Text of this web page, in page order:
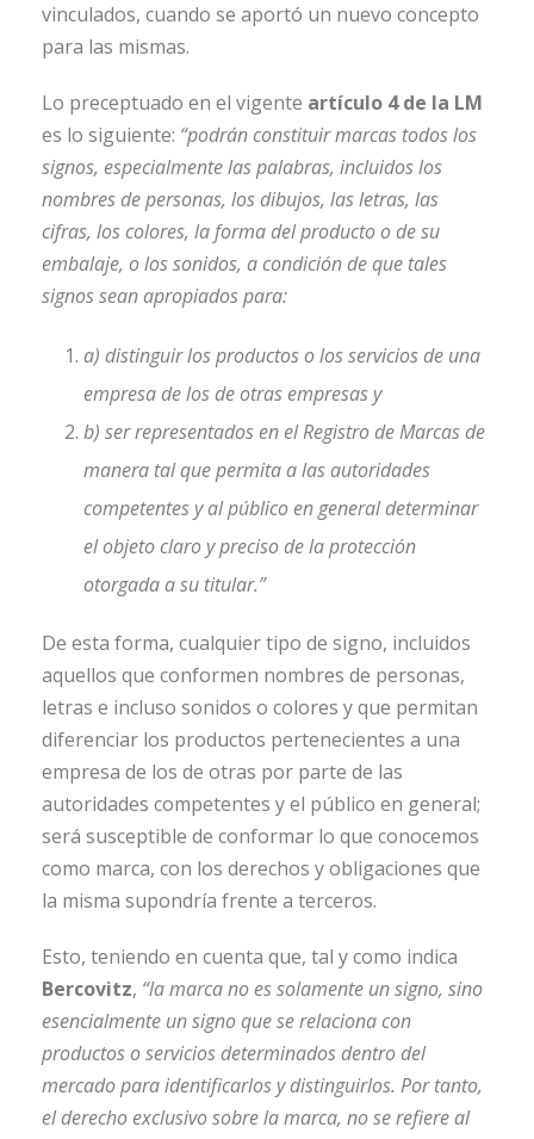
vinculados, cuando se aportó un nuevo concepto
para las mismas.
Lo preceptuado en el vigente artículo 4 de la LM
es lo siguiente: “podrán constituirmarcas todos los
signos, especialmente las palabras, incluidos los
nombres depersonas, los dibujos, las letras, las
cifras, los colores, la forma del producto o de su
embalaje, o los sonidos, a condición de que tales
signos sean apropiados para:
a) distinguir los productos o los servicios de una
empresa de los de otras empresas y
b) ser representados en el Registro de Marcas de
manera tal que permita a lasautoridades
competentes y al público en general determinar
el objeto claro y precisode la protección
otorgada a su titular.”
De esta forma, cualquier tipo de signo, incluidos
aquellos que conformen nombres de personas,
letras e incluso sonidos o colores y que permitan
diferenciar los productos pertenecientes a una
empresa de los de otras por parte de las
autoridades competentes y el público en general;
será susceptible de conformar lo que conocemos
como marca, con los derechos y obligaciones que
la misma supondría frente a terceros.
Esto, teniendo en cuenta que, tal y como indica
Bercovitz, “la marca no es solamente unsigno, sino
esencialmente un signo que se relaciona con
productos o serviciosdeterminados dentro del
mercado para identificarlos y distinguirlos. Por tanto,
el derecho exclusivo sobre la marca, no se refiere al